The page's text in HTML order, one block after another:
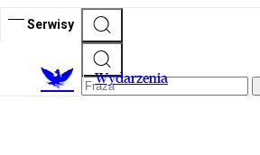
Serwisy
Wydarzenia